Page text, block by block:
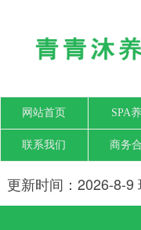
网站首页 SPA
联系我们 商务
更新时间：2026-8-9